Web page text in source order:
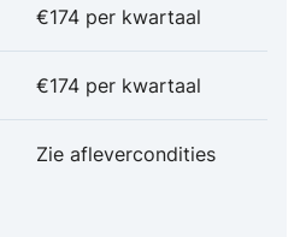
€174 per kwartaal
€174 per kwartaal
Zie aflevercondities